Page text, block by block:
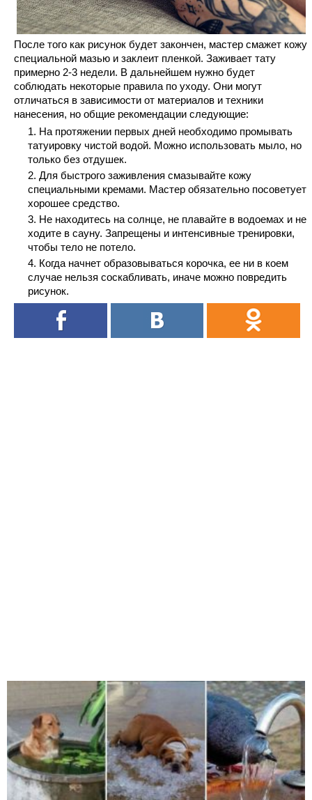
После того как рисунок будет закончен, мастер смажет кожу
специальной мазью и заклеит пленкой. Заживает тату
примерно 2-3 недели. В дальнейшем нужно будет
соблюдать некоторые правила по уходу. Они могут
отличаться в зависимости от материалов и техники
нанесения, но общие рекомендации следующие:
На протяжении первых дней необходимо промывать
татуировку чистой водой. Можно использовать мыло, но
только без отдушек.
Для быстрого заживления смазывайте кожу
специальными кремами. Мастер обязательно посоветует
хорошее средство.
Не находитесь на солнце, не плавайте в водоемах и не
ходите в сауну. Запрещены и интенсивные тренировки,
чтобы тело не потело.
Когда начнет образовываться корочка, ее ни в коем
случае нельзя соскабливать, иначе можно повредить
рисунок.